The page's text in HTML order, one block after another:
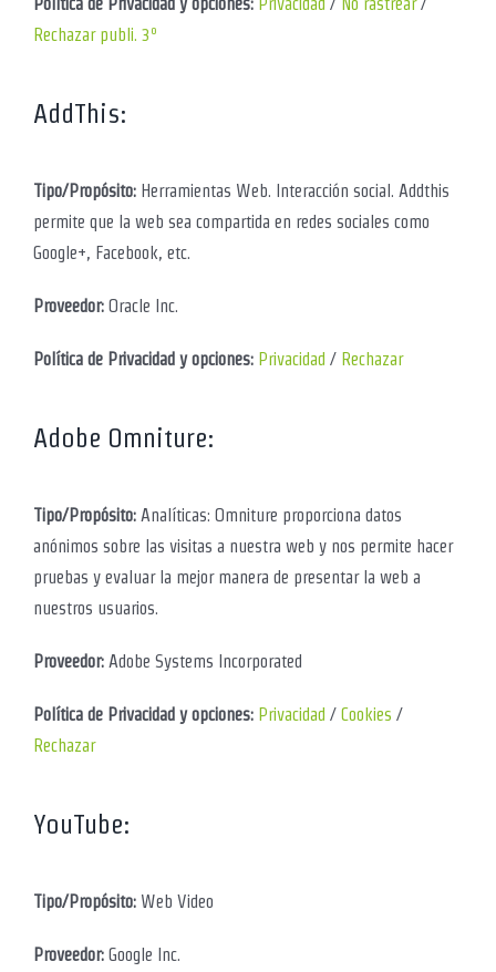
Política de Privacidad y opciones: Privacidad / No rastrear/
Rechazar publi. 3º
AddThis:
Tipo/Propósito: Herramientas Web. Interacción social. Addthis
permite que la web sea compartida en redes sociales como
Google+, Facebook, etc.
Proveedor: Oracle Inc.
Política de Privacidad y opciones: Privacidad / Rechazar
Adobe Omniture:
Tipo/Propósito: Analíticas: Omniture proporciona datos
anónimos sobre las visitas a nuestra web y nos permite hacer
pruebas y evaluar la mejor manera de presentar la web a
nuestros usuarios.
Proveedor: Adobe Systems Incorporated
Política de Privacidad y opciones: Privacidad / Cookies /
Rechazar
YouTube:
Tipo/Propósito: Web Video
Proveedor: Google Inc.